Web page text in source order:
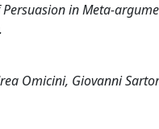
in Meta-
Omicini, Giovanni